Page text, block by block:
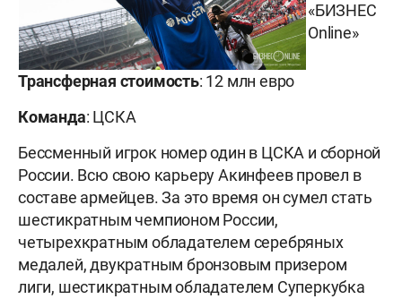
«БИЗНЕС
Online»
Трансферная стоимость: 12 млн евро
Команда: ЦСКА
Бессменный игрок номер один в ЦСКА и сборной
России. Всю свою карьеру Акинфеев провел в
составе армейцев. За это время он сумел стать
шестикратным чемпионом России,
четырехкратным обладателем серебряных
медалей, двукратным бронзовым призером
лиги, шестикратным обладателем Суперкубка